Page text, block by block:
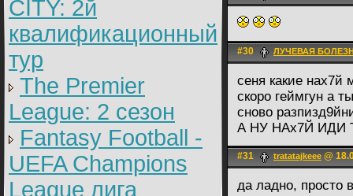
CITY: 2й
квалификационный
тур
The Premier
League: 2 cезон
Fantasy Football -
UEFA Champions
League лига
#30 ЛУЧЕВАЯ
сеня какие нах7й
скоро геймгун а
сново
А НУ НАх7Й ИДИ
#31 tratatajkeee @
да ладно, просто